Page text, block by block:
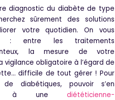
diagnostic du diabète de type
sûrement des solutions
votre quotidien. On vous
: entre les traitements
, la mesure de votre
vigilance obligatoire à l’égard de
difficile de tout gérer ! Pour
de diabétiques, pouvoir s’en
à une diététicienne-